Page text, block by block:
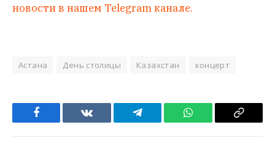
новости в нашем Telegram канале.
Астана День столицы Казахстан концерт
Facebook VKontakteTelegram WhatsApp Copy